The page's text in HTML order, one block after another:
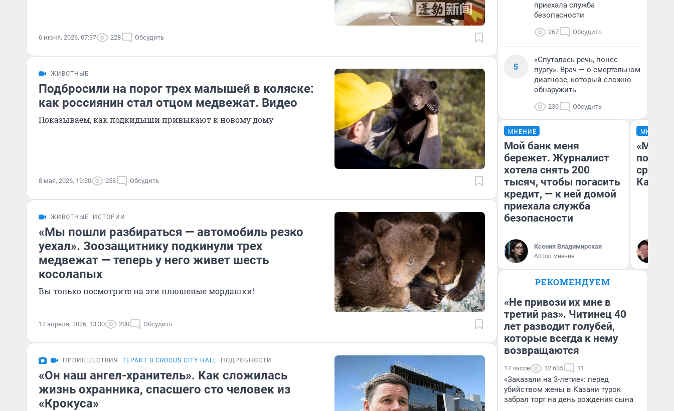
6 июня, 2026, 07:37 228 Обсудить
ЖИВОТНЫЕ
Подбросили на порог трех малышей в коляске:
как россиянин стал отцом медвежат. Видео
Показываем, как подкидыши привыкают к новому дому
8 мая, 2026, 19:30 258 Обсудить
ЖИВОТНЫЕ ИСТОРИИ
«Мы пошли разбираться — автомобиль резко
уехал». Зоозащитнику подкинули трех
медвежат — теперь у него живет шесть
косолапых
Вы только посмотрите на эти плюшевые мордашки!
12 апреля, 2026, 13:30 200 Обсудить
ПРОИСШЕСТВИЯ ТЕРАКТ В CROCUS CITY HALL ПОДРОБНОСТИ
«Он наш ангел-хранитель». Как сложилась
жизнь охранника, спасшего сто человек из
«Крокуса»
приехала служба
безопасности
267 Обсудить
5
«Спуталась речь, понес
пургу». Врач — о смертельном
диагнозе, который сложно
обнаружить
239 Обсудить
МНЕНИЕ
Мой банк меня
бережет. Журналист
хотела снять 200
тысяч, чтобы погасить
кредит, — к ней домой
приехала служба
безопасности
Ксения Владимирская
Автор мнения
МНЕНИЕ
РЕКОМЕНДУЕМ
«Не привози их мне в
третий раз». Читинец 40
лет разводит голубей,
которые всегда к нему
возвращаются
17 часов 12 605 11
«Заказали на 3-летие»: перед
убийством жены в Казани турок
забрал торт на день рождения сына